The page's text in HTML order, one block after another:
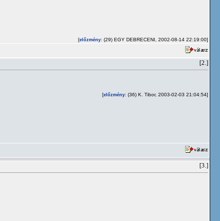
[előzmény: (29) EGY DEBRECENI, 2002-08-14 22:19:00]
[2.]
[előzmény: (36) K. Tibor, 2003-02-03 21:04:54]
[3.]